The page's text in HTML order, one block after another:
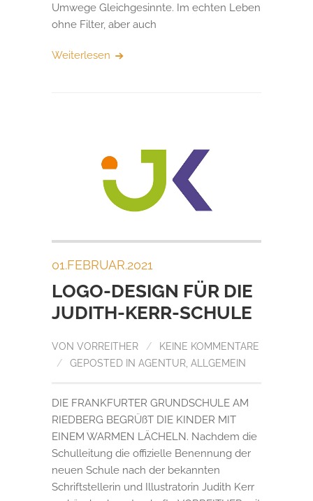
Umwege Gleichgesinnte. Im echten Leben
ohne Filter, aber auch
Weiterlesen
01.FEBRUAR.2021
LOGO-DESIGN FÜR DIE
JUDITH-KERR-SCHULE
VON VORREITHER /
KEINE KOMMENTARE
/
GEPOSTED IN AGENTUR ALLGEMEIN
DIE FRANKFURTER GRUNDSCHULE AM
RIEDBERG BEGRÜßT DIE KINDER MIT
EINEM WARMEN LÄCHELN. Nachdem die
Schulleitung die offizielle Benennung der
neuen Schule nach der bekannten
Schriftstellerin und Illustratorin Judith Kerr